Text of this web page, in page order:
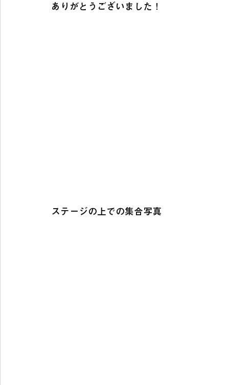
ありがとうございました！
ステージの上での集合写真